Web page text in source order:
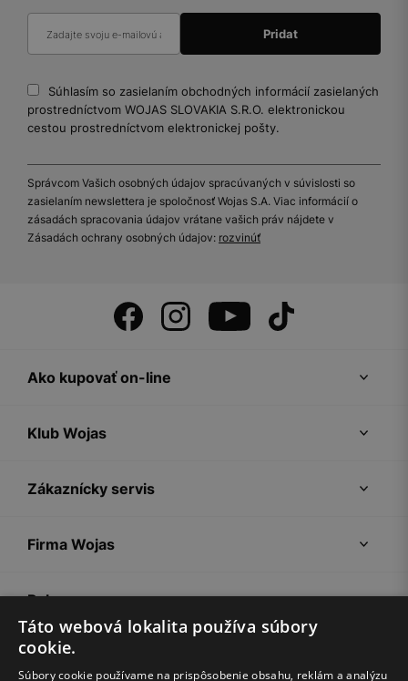
Súhlasím so zasielaním obchodných informácií zasielaných
prostredníctvom WOJAS SLOVAKIA S.R.O. elektronickou
cestou prostredníctvom elektronickej pošty.
Správcom Vašich osobných údajov spracúvaných v súvislosti so
zasielaním newslettera je spoločnosť Wojas S.A. Viac informácií o
zásadách spracovania údajov vrátane vašich práv nájdete v
Zásadách ochrany osobných údajov: rozvinúť
Ako kupovať on-line
Klub Wojas
Zákaznícky servis
Firma Wojas
Pokyny
Táto webová lokalita používa súbory
cookie.
Súbory cookie používame na prispôsobenie obsahu, reklám a analýzu